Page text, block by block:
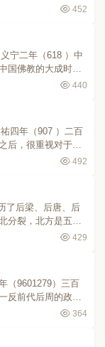
）和晋室通聘452
宁二年（618 ）中
国佛教的大成时
朝，各种文化也出440
四年（907 ）二百
后，很重视对于佛
师聚集高僧，立十大
492
了后梁、后唐、后
分裂，北方是五代
有荆南（又称南 429
（9601279）三百
反前代后周的政
隆元年，先度童行
364